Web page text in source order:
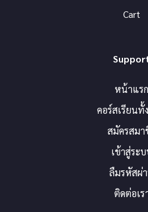
Cart
หน้าแรก
คอร์สเรียนทั้
สมัครสมา
เข้าสู่ระ
ลืมรหัสผ่
ติดต่อเร